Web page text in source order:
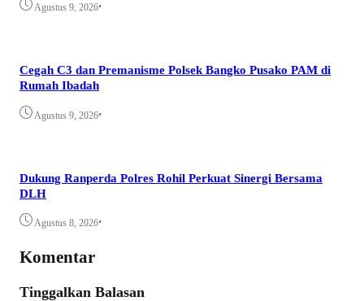
Agustus 9, 2026•
Cegah C3 dan Premanisme Polsek Bangko Pusako PAM di
Rumah Ibadah
Agustus 9, 2026•
Dukung Ranperda Polres Rohil Perkuat Sinergi Bersama
DLH
Agustus 8, 2026•
Komentar
Tinggalkan Balasan